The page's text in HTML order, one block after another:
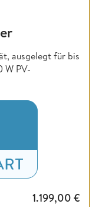
ausgelegt für bis
W PV-
1.199,00 €